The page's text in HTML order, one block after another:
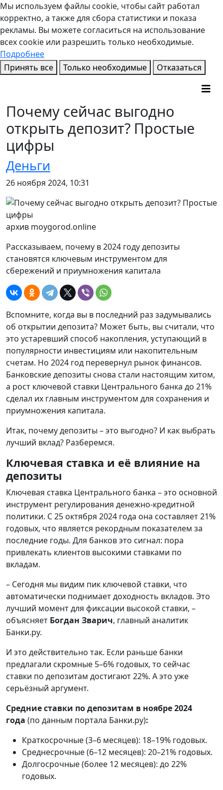
Мы используем файлы cookie, чтобы сайт работал
корректно, а также для сбора статистики и показа
рекламы. Вы можете согласиться на использование
всех cookie или разрешить только необходимые.
Подробнее
Принять все
Только необходимые Отказаться
Почему сейчас выгодно
открыть депозит? Простые
цифры
Деньги
26 ноября 2024, 10:31
архив moygorod.online
Рассказываем, почему в 2024 году депозиты
становятся ключевым инструментом для
сбережений и приумножения капитала
Вспомните, когда вы в последний раз задумывались
об открытии депозита? Может быть, вы считали, что
это устаревший способ накопления, уступающий в
популярности инвестициям или накопительным
счетам. Но 2024 год перевернул рынок финансов.
Банковские депозиты снова стали настоящим хитом,
а рост ключевой ставки Центрального банка до 21%
сделал их главным инструментом для сохранения и
приумножения капитала.
Итак, почему депозиты – это выгодно? И как выбрать
лучший вклад? Разберемся.
Ключевая ставка и её влияние на
депозиты
Ключевая ставка Центрального банка – это основной
инструмент регулирования денежно-кредитной
политики. С 25 октября 2024 года она составляет 21%
годовых, что является рекордным показателем за
последние годы. Для банков это сигнал: пора
привлекать клиентов высокими ставками по
вкладам.
– Сегодня мы видим пик ключевой ставки, что
автоматически поднимает доходность вкладов. Это
лучший момент для фиксации высокой ставки, –
объясняет Богдан Зварич, главный аналитик
Банки.ру.
И это действительно так. Если раньше банки
предлагали скромные 5–6% годовых, то сейчас
ставки по депозитам достигают 22%. А это уже
серьёзный аргумент.
Средние ставки по депозитам в ноябре 2024
года (по данным портала Банки.ру):
Краткосрочные (3–6 месяцев): 18–19% годовых.
Среднесрочные (6–12 месяцев): 20–21% годовых.
Долгосрочные (более 12 месяцев): до 22%
годовых.